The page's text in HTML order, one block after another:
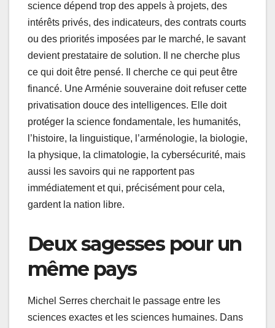
science dépend trop des appels à projets, des
intérêts privés, des indicateurs, des contrats courts
ou des priorités imposées par le marché, le savant
devient prestataire de solution. Il ne cherche plus
ce qui doit être pensé. Il cherche ce qui peut être
financé. Une Arménie souveraine doit refuser cette
privatisation douce des intelligences. Elle doit
protéger la science fondamentale, les humanités,
l’histoire, la linguistique, l’arménologie, la biologie,
la physique, la climatologie, la cybersécurité, mais
aussi les savoirs qui ne rapportent pas
immédiatement et qui, précisément pour cela,
gardent la nation libre.
Deux sagesses pour un
même pays
Michel Serres cherchait le passage entre les
sciences exactes et les sciences humaines. Dans